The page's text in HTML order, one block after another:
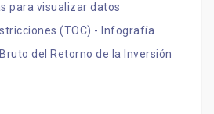
para visualizar datos
(TOC) - Infografía
del Retorno de la Inversión